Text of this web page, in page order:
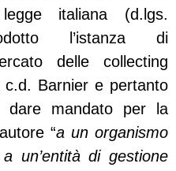
italiana (d.lgs.
l’istanza di
delle collecting
Barnier e pertanto
dare mandato per la
“a un organismo
un’entità di gestione